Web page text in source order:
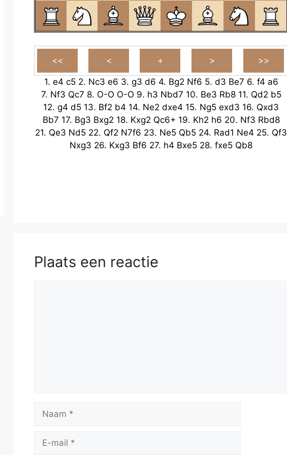
1. e4 c5 2. Nc3 e6 3. g3 d6 4. Bg2 Nf6 5. d3 Be7 6. f4 a6
7. Nf3 Qc7 8. O-O O-O 9. h3 Nbd7 10. Be3 Rb8 11. Qd2 b5
12. g4 d5 13. Bf2 b4 14. Ne2 dxe4 15. Ng5 exd3 16. Qxd3
Bb7 17. Bg3 Bxg2 18. Kxg2 Qc6+ 19. Kh2 h6 20. Nf3 Rbd8
21. Qe3 Nd5 22. Qf2 N7f6 23. Ne5 Qb5 24. Rad1 Ne4 25. Qf3
Nxg3 26. Kxg3 Bf6 27. h4 Bxe5 28. fxe5 Qb8
Plaats een reactie
mail